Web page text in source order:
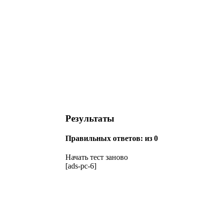
Результаты
Правильных ответов: из 0
Начать тест заново
[ads-pc-6]